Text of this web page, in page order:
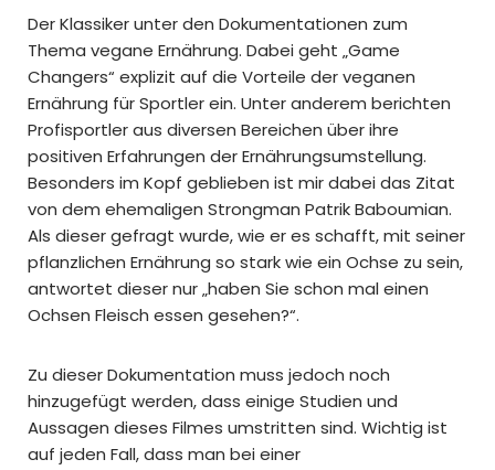
Der Klassiker unter den Dokumentationen zum
Thema vegane Ernährung. Dabei geht „Game
Changers“ explizit auf die Vorteile der veganen
Ernährung für Sportler ein. Unter anderem berichten
Profisportler aus diversen Bereichen über ihre
positiven Erfahrungen der Ernährungsumstellung.
Besonders im Kopf geblieben ist mir dabei das Zitat
von dem ehemaligen Strongman Patrik Baboumian.
Als dieser gefragt wurde, wie er es schafft, mit seiner
pflanzlichen Ernährung so stark wie ein Ochse zu sein,
antwortet dieser nur „haben Sie schon mal einen
Ochsen Fleisch essen gesehen?“.
Zu dieser Dokumentation muss jedoch noch
hinzugefügt werden, dass einige Studien und
Aussagen dieses Filmes umstritten sind. Wichtig ist
auf jeden Fall, dass man bei einer